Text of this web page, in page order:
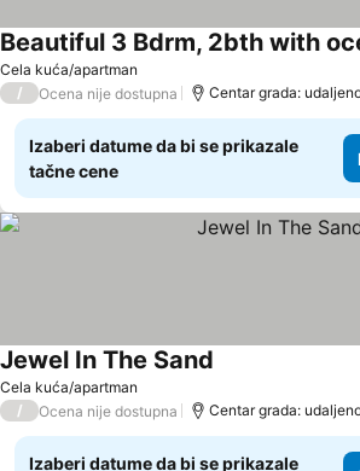
Cela kuća/apartman
/ Ocena nije dostupna Centar grada:
Izaberi datume da bi se prikazale
tačne cene
Cela kuća/apartman
Jewel In The Sand
/ Ocena nije dostupna Centar grada:
Izaberi datume da bi se prikazale